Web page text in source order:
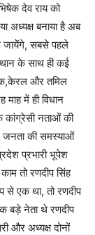
देव राय को
अध्यक्ष बनाया है अब
जायेंगे, सबसे पहले
के साथ ही कई
और तमिल
में ही विधान
कांग्रेसी नताओं की
जनता की समस्याओं
प्रभारी भूपेश
तो रणदीप सिंह
से एक था, तो रणदीप
बड़े नेता थे रणदीप
और अध्यक्ष दोनों